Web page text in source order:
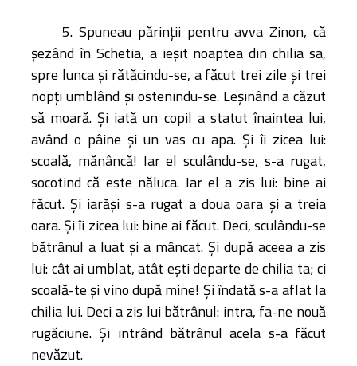
5. Spuneau părinţii pentru avva Zinon, că
şezând în Schetia, a ieşit noaptea din chilia sa,
spre lunca şi rătăcindu-se, a făcut trei zile şi trei
nopţi umblând şi ostenindu-se. Leşinând a căzut
să moară. Şi iată un copil a statut înaintea lui,
având o pâine şi un vas cu apa. Şi îi zicea lui:
scoală, mănâncă! Iar el sculându-se, s-a rugat,
socotind că este năluca. Iar el a zis lui: bine ai
făcut. Şi iarăşi s-a rugat a doua oara şi a treia
oara. Şi îi zicea lui: bine ai făcut. Deci, sculându-se
bătrânul a luat şi a mâncat. Şi după aceea a zis
lui: cât ai umblat, atât eşti departe de chilia ta; ci
scoală-te şi vino după mine! Şi îndată s-a aflat la
chilia lui. Deci a zis lui bătrânul: intra, fa-ne nouă
rugăciune. Şi intrând bătrânul acela s-a făcut
nevăzut.